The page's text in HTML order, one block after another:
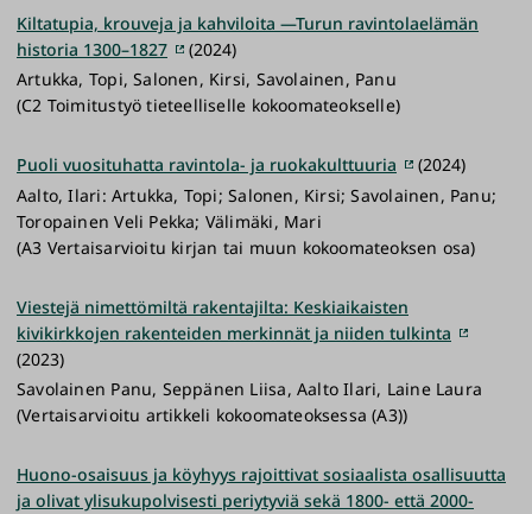
Kiltatupia, krouveja ja kahviloita —Turun ravintolaelämän
historia 1300–1827
(2024)
Artukka, Topi, Salonen, Kirsi, Savolainen, Panu
(C2 Toimitustyö tieteelliselle kokoomateokselle)
Puoli vuosituhatta ravintola- ja ruokakulttuuria
(2024)
Aalto, Ilari: Artukka, Topi; Salonen, Kirsi; Savolainen, Panu;
Toropainen Veli Pekka; Välimäki, Mari
(A3 Vertaisarvioitu kirjan tai muun kokoomateoksen osa)
Viestejä nimettömiltä rakentajilta: Keskiaikaisten
kivikirkkojen rakenteiden merkinnät ja niiden tulkinta
(2023)
Savolainen Panu, Seppänen Liisa, Aalto Ilari, Laine Laura
(Vertaisarvioitu artikkeli kokoomateoksessa (A3))
Huono-osaisuus ja köyhyys rajoittivat sosiaalista osallisuutta
ja olivat ylisukupolvisesti periytyviä sekä 1800- että 2000-